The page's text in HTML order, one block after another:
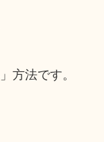
」方法です。